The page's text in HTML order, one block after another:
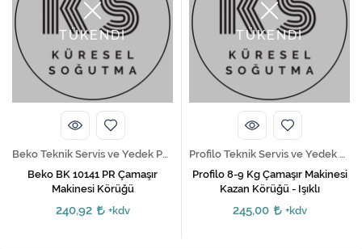
TÜKENDİ
Beko Teknik Servis ve Yedek Parça Hizmetleri
Beko BK 10141 PR Çamaşır
Makinesi Körüğü
240,92 +kdv
TÜKENDİ
Profilo Teknik Servis ve Yedek Parça Hizmetleri
Profilo 8-9 Kg Çamaşır Makinesi
Kazan Körüğü - Işıklı
245,00 +kdv